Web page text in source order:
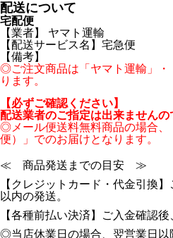
配送について
宅配便
【業者】 ヤマト運輸
【配送サービス名】宅急便
【備考】
◎ご注文商品は「ヤマト運輸」・
ります。
【必ずご確認ください】
配送業者のご指定は出来ませんの
◎メール便送料無料商品の場合、
便）」でのお届けとなります。
≪ 商品発送までの目安 ≫
【クレジットカード・代金引換
以内の発送。
【各種前払い決済】ご入金確認
◎当店休業日の場合、翌営業日以